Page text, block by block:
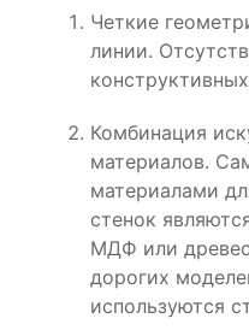
Четкие
линии.
Комбинация
материалов.
материалами
стенок
МДФ или
дорогих
используются